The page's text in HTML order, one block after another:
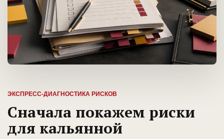
ЭКСПРЕСС-ДИАГНОСТИКА РИСКОВ
Сначала покажем риски
для кальянной